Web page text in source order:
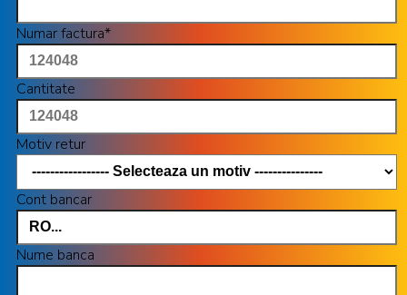
Numar factura*
Cantitate
Motiv retur
Cont bancar
Nume banca